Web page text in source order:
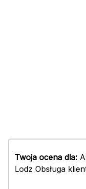
Twoja ocena dla:
Lodz Obsługa